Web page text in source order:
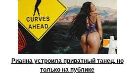
Рианна устроила приватный танец, но
только на публике